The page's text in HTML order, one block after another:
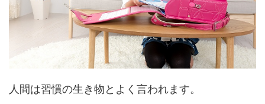
人間は習慣の生き物とよく言われます。